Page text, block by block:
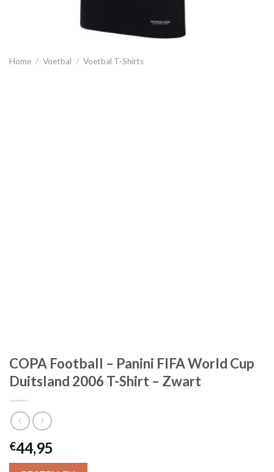
Home / Voetbal / Voetbal T-Shirts
COPA Football – Panini FIFA World Cup
Duitsland 2006 T-Shirt – Zwart
€44,95